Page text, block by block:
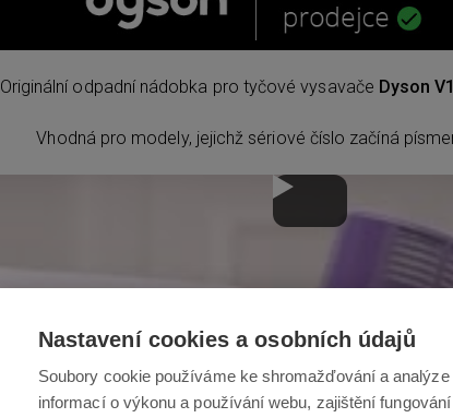
Originální odpadní nádobka pro tyčové vysavače Dyson
Vhodná pro modely, jejichž sériové číslo začíná
Nastavení cookies a osobních údajů
Soubory cookie používáme ke shromažďování a analýze
informací o výkonu a používání webu, zajištění